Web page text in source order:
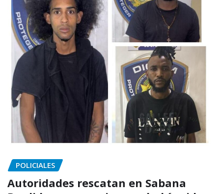
POLICIALES
Autoridades rescatan en Sabana